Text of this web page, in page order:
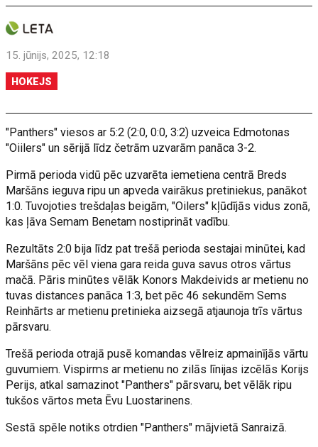
15. jūnijs, 2025, 12:18
HOKEJS
"Panthers" viesos ar 5:2 (2:0, 0:0, 3:2) uzveica Edmotonas
"Oiilers" un sērijā līdz četrām uzvarām panāca 3-2.
Pirmā perioda vidū pēc uzvarēta iemetiena centrā Breds
Maršāns ieguva ripu un apveda vairākus pretiniekus, panākot
1:0. Tuvojoties trešdaļas beigām, "Oilers" kļūdījās vidus zonā,
kas ļāva Semam Benetam nostiprināt vadību.
Rezultāts 2:0 bija līdz pat trešā perioda sestajai minūtei, kad
Maršāns pēc vēl viena gara reida guva savus otros vārtus
mačā. Pāris minūtes vēlāk Konors Makdeivids ar metienu no
tuvas distances panāca 1:3, bet pēc 46 sekundēm Sems
Reinhārts ar metienu pretinieka aizsegā atjaunoja trīs vārtus
pārsvaru.
Trešā perioda otrajā pusē komandas vēlreiz apmainījās vārtu
guvumiem. Vispirms ar metienu no zilās līnijas izcēlās Korijs
Perijs, atkal samazinot "Panthers" pārsvaru, bet vēlāk ripu
tukšos vārtos meta Ēvu Luostarinens.
Sestā spēle notiks otrdien "Panthers" mājvietā Sanraizā.